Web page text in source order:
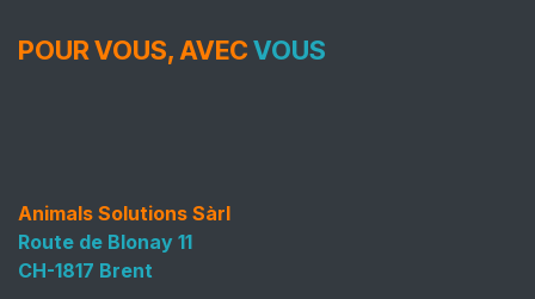
POUR VOUS, AVECVOUS
Animals Solutions Sàrl
Route de Blonay 11
CH-1817 Brent